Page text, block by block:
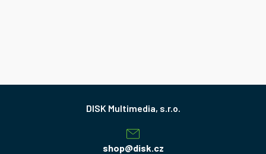
shop@disk.cz